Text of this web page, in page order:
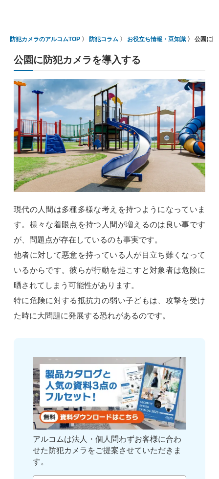
防犯カメラのアルコムTOP 防犯コラム お役立ち情報・豆知識 公園に
公園に防犯カメラを導入する
現代の人間は多種多様な考えを持つようになっていま
す。様々な着眼点を持つ人間が増えるのは良い事です
が、問題点が存在しているのも事実です。
他者に対して悪意を持っている人が目立ち難くなって
いるからです。彼らが行動を起こすと対象者は危険に
晒されてしまう可能性があります。
特に危険に対する抵抗力の弱い子どもは、攻撃を受け
た時に大問題に発展する恐れがあるのです。
アルコムは法人・個人問わずお客様に合わ
せた防犯カメラをご提案させていただきま
す。